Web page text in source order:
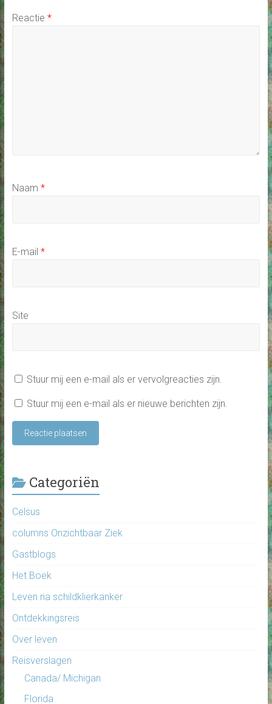
Reactie *
Naam *
E-mail *
Site
Stuur mij een e-mail als er vervolgreacties zijn.
Stuur mij een e-mail als er nieuwe berichten zijn.
Categoriën
Celsus
columns Onzichtbaar Ziek
Gastblogs
Het Boek
Leven na schildklierkanker
Ontdekkingsreis
Over leven
Reisverslagen
Canada/ Michigan
Florida